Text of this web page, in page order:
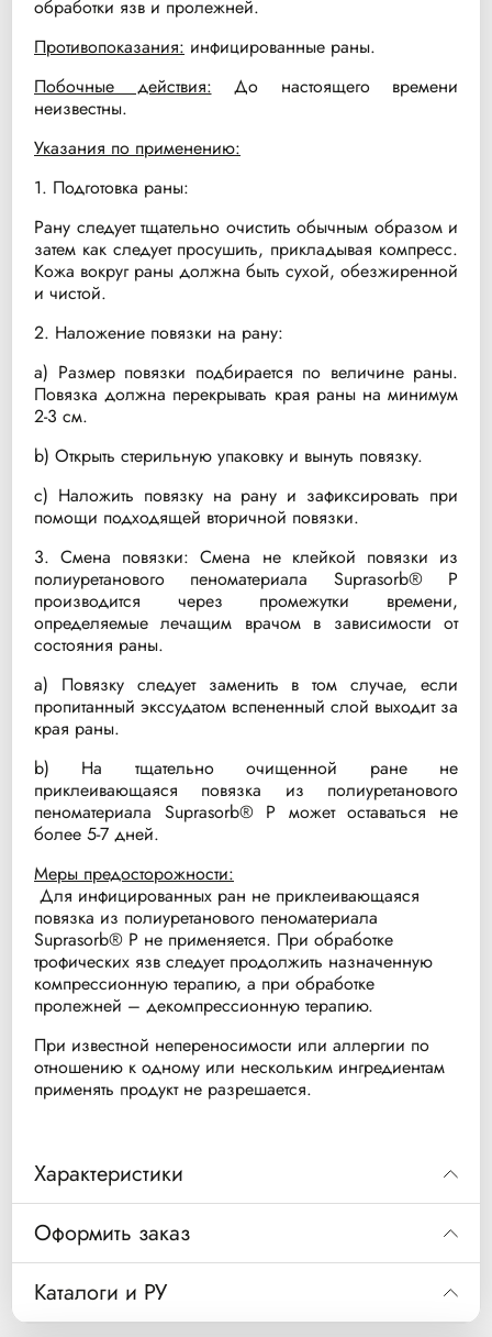
Характеристики
Оформить заказ
Каталоги и РУ
обработки язв и пролежней.
Противопоказания: инфицированные раны.
Побочные действия: До настоящего времени
неизвестны.
Указания по применению:
1. Подготовка раны:
Рану следует тщательно очистить обычным образом и
затем как следует просушить, прикладывая компресс.
Кожа вокруг раны должна быть сухой, обезжиренной
и чистой.
2. Наложение повязки на рану:
a) Размер повязки подбирается по величине раны.
Повязка должна перекрывать края раны на минимум
2-3 см.
b) Открыть стерильную упаковку и вынуть повязку.
c) Наложить повязку на рану и зафиксировать при
помощи подходящей вторичной повязки.
3. Смена повязки: Смена не клейкой повязки из
полиуретанового пеноматериала Suprasorb® P
производится через промежутки времени,
определяемые лечащим врачом в зависимости от
состояния раны.
a) Повязку следует заменить в том случае, если
пропитанный экссудатом вспененный слой выходит за
края раны.
b) На тщательно очищенной ране не
приклеивающаяся повязка из полиуретанового
пеноматериала Suprasorb® P может оставаться не
более 5-7 дней.
Меры предосторожности:
Для инфицированных ран не приклеивающаяся
повязка из полиуретанового пеноматериала
Suprasorb® P не применяется. При обработке
трофических язв следует продолжить назначенную
компрессионную терапию, а при обработке
пролежней – декомпрессионную терапию.
При известной непереносимости или аллергии по
отношению к одному или нескольким ингредиентам
применять продукт не разрешается.
Код Размер
20405 5x5 см Не клейкая
Код 20405
Описание Супрасорб Р 5 х 5 см